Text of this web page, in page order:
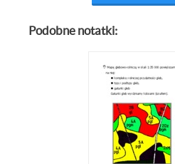
Podobne notatki: